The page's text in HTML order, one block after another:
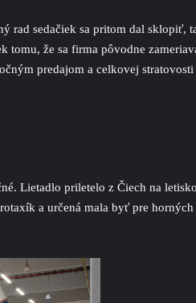
sedačiek sa pritom dal sklopiť,
tomu, že sa firma pôvodne
predajom a celkovej
Lietadlo priletelo z Čiech na
a určená mala byť pre